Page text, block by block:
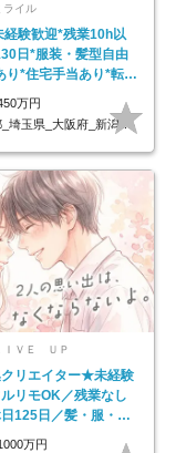
ライル
経験歓迎*残業10h以
日*服装・髪型自由
り*住宅手当あり*転勤
万円
玉県_大阪府_新潟県_福岡県
ＩＶＥ ＵＰ
リエイター★未経験
リモOK／残業なし
125日／髪・服・ネ
研修充実で安心
万円